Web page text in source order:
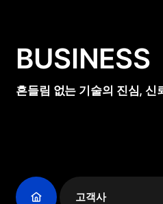
BUSINESS
흔들림 없는 기술의 진심, 신
고객사